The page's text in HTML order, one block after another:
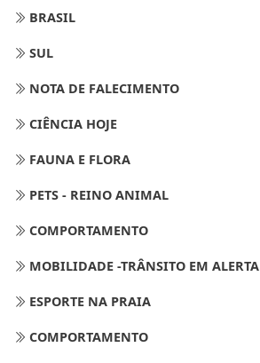
BRASIL
SUL
NOTA DE FALECIMENTO
CIÊNCIA HOJE
FAUNA E FLORA
PETS - REINO ANIMAL
COMPORTAMENTO
MOBILIDADE -TRÂNSITO EM ALERTA
ESPORTE NA PRAIA
COMPORTAMENTO